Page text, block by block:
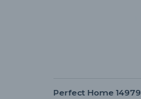
Perfect Home 14979